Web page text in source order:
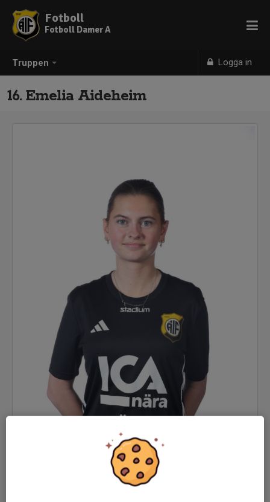
Truppen Logga in
Fotboll
Fotboll Damer A
16. Emelia Aideheim